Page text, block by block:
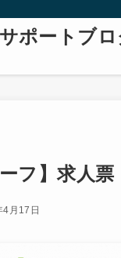
ポートブ
フ】求人票
月17日